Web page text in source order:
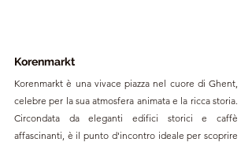
Korenmarkt
Korenmarkt è una vivace piazza nel cuore di Ghent,
celebre per la sua atmosfera animata e la ricca storia.
Circondata da eleganti edifici storici e caffè
affascinanti, è il punto d'incontro ideale per scoprire